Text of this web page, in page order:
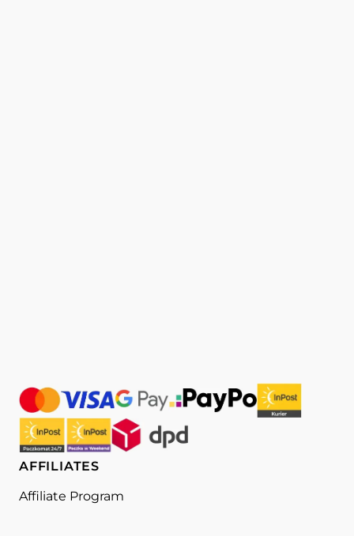
AFFILIATES
Affiliate Program